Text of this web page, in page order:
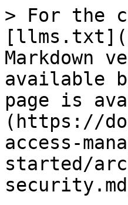
> For the
Markdown
available
page is
(https://
access-
started/